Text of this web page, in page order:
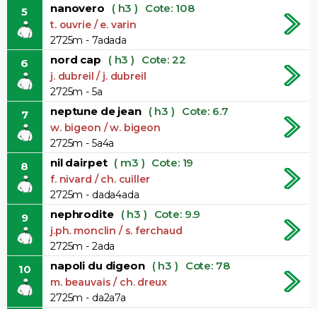
5 nanovero ( h3 ) Cote: 108
t. ouvrie / e. varin
2725m - 7adada
6 nord cap ( h3 ) Cote: 22
j. dubreil / j. dubreil
2725m - 5a
7 neptune de jean ( h3 ) Cote: 6.7
w. bigeon / w. bigeon
2725m - 5a4a
8 nil dairpet ( m3 ) Cote: 19
f. nivard / ch. cuiller
2725m - dada4ada
9 nephrodite ( h3 ) Cote: 9.9
j.ph. monclin / s. ferchaud
2725m - 2ada
10 napoli du digeon ( h3 ) Cote: 78
m. beauvais / ch. dreux
2725m - da2a7a